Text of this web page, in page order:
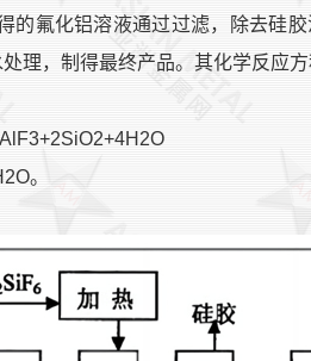
的氟化铝溶液通过过滤，除去硅
理，制得最终产品。其化学反应
。